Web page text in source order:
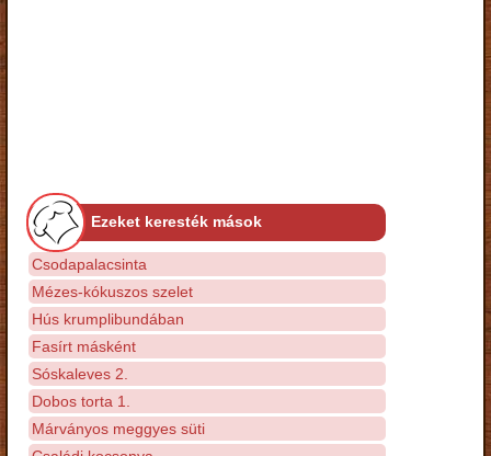
Ezeket keresték mások
Csodapalacsinta
Mézes-kókuszos szelet
Hús krumplibundában
Fasírt másként
Sóskaleves 2.
Dobos torta 1.
Márványos meggyes süti